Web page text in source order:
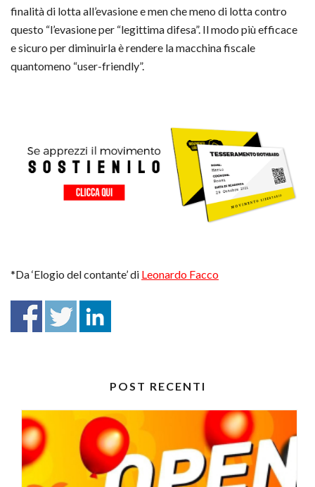
finalità di lotta all’evasione e men che meno di lotta contro
questo “l’evasione per “legittima difesa”. Il modo più efficace
e sicuro per diminuirla è rendere la macchina fiscale
quantomeno “user-friendly”.
*Da ‘Elogio del contante’ di Leonardo Facco
POST RECENTI